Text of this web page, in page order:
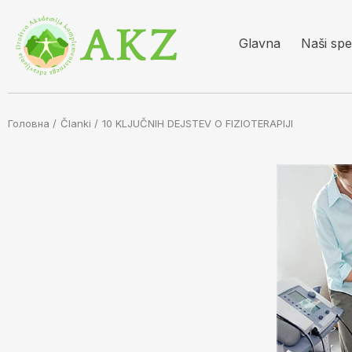
Glavna Naši
Головна / Članki / 10 KLJUČNIH DEJSTEV O FIZIOTERAPIJI